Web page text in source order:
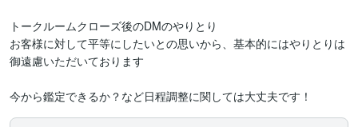
トークルームクローズ後のDMのやりとり
お客様に対して平等にしたいとの思いから、基本的にはやりとりは
御遠慮いただいております